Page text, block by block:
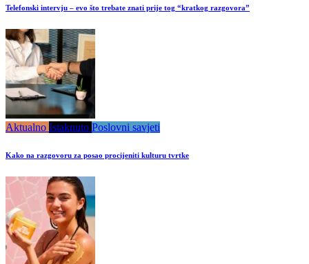
Telefonski intervju – evo što trebate znati prije tog “kratkog razgovora”
Aktualno Istaknuto Poslovni savjeti
Kako na razgovoru za posao procijeniti kulturu tvrtke